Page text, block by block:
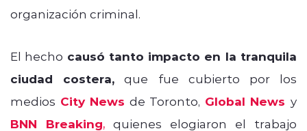
organización criminal.
El hecho causó tanto impacto en la tranquila
ciudad costera, que fue cubierto por los
medios City News de Toronto, Global News y
BNN Breaking, quienes elogiaron el trabajo